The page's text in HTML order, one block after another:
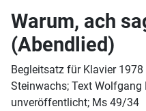
Warum, ach
(Abendlied)
Begleitsatz für Klavier
Steinwachs; Text Wolfgang
unveröffentlicht; Ms 49/34